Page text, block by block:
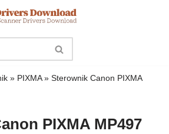
» PIXMA» Sterownik Canon PIXMA
PIXMA MP497